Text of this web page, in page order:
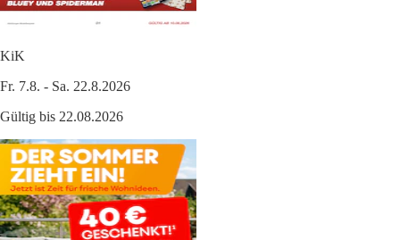
KiK
Fr. 7.8. - Sa. 22.8.2026
Gültig bis 22.08.2026